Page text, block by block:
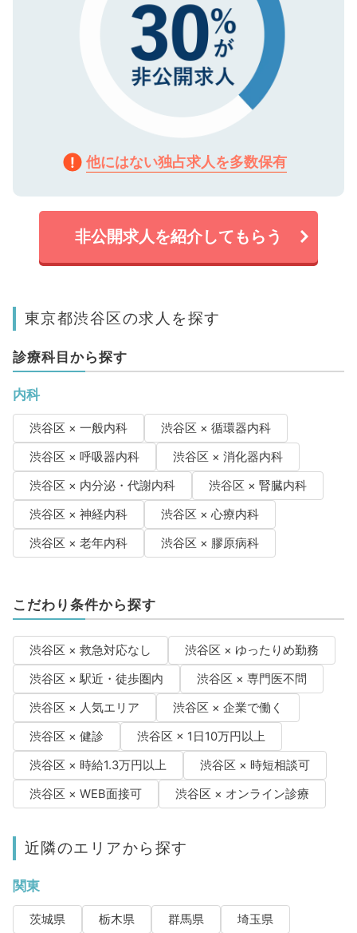
他にはない独占求人を多数保有
非公開求人を紹介してもらう
東京都渋谷区の求人を探す
診療科目から探す
内科
渋谷区 × 一般内科
渋谷区 × 循環器内科
渋谷区 × 呼吸器内科
渋谷区 × 消化器内科
渋谷区 × 内分泌・代謝内科
渋谷区 × 腎臓内科
渋谷区 × 神経内科
渋谷区 × 心療内科
渋谷区 × 老年内科
渋谷区 × 膠原病科
こだわり条件から探す
渋谷区 × 救急対応なし
渋谷区 × ゆったりめ勤務
渋谷区 × 駅近・徒歩圏内
渋谷区 × 専門医不問
渋谷区 × 人気エリア
渋谷区 × 企業で働く
渋谷区 × 健診
渋谷区 × 1日10万円以上
渋谷区 × 時給1.3万円以上
渋谷区 × 時短相談可
渋谷区 × WEB面接可
渋谷区 × オンライン診療
近隣のエリアから探す
関東
茨城県 栃木県 群馬県
埼玉県